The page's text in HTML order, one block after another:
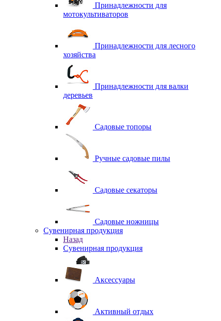
Принадлежности для
мотокультиваторов
Принадлежности для лесного
хозяйства
Принадлежности для валки
деревьев
Садовые топоры
Ручные садовые пилы
Садовые секаторы
Садовые ножницы
Сувенирная продукция
Назад
Сувенирная продукция
Аксессуары
Активный отдых